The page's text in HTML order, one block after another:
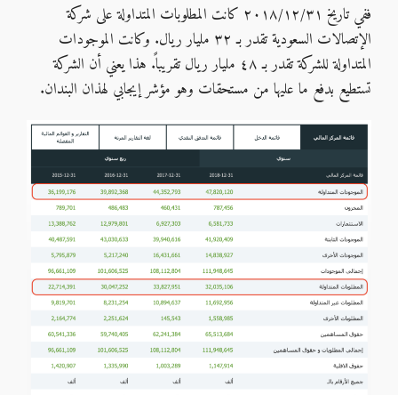
ففي تاريخ ٢٠١٨/١٢/٣١ كانت المطلوبات المتداولة على شركة
الإتصالات السعودية تقدر بـ ٣٢ مليار ريال. وكانت الموجودات
المتداولة للشركة تقدر بـ ٤٨ مليار ريال تقريباً. هذا يعني أن الشركة
تستطيع بدفع ما عليها من مستحقات وهو مؤشر إيجابي لهذان البندان.